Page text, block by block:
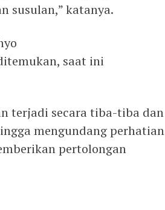
susulan,” katanya.
saat ini
terjadi secara tiba-tiba dan
mengundang perhatian
pertolongan